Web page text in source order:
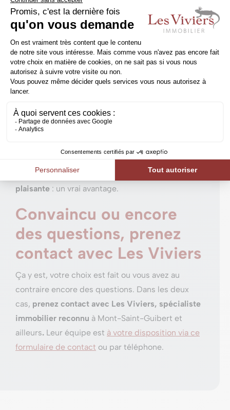
est composé votre bien. Le constructeur est dans
l’obligation de vous remettre un cahier des
chargestrès précis. C’est un avantage indéniable
d’une maison neuve : elle est isolée avec les
matériaux de dernière génération, elle est ventilée
selon les règles de l’art… Mais ce n’est pas tout.
installation électrique conforme. Idem pour les
techniques : les systèmes de chauffage et de
énergivores. Voilà pourquoi acheter une maison
neuve est désormais une
aventure agréable et
plaisante : un vrai avantage.
Convaincu ou encore
des questions, prenez
contact avec Les Viviers
Ça y est, votre choix est fait ou vous avez au
contraire encore des questions. Dans les deux
cas, prenez contact avec Les Viviers, spécialiste
immobilier reconnu à Mont-Saint-Guibert et
ailleurs. Leur équipe est à votre disposition via ce
formulaire de contact ou par téléphone.